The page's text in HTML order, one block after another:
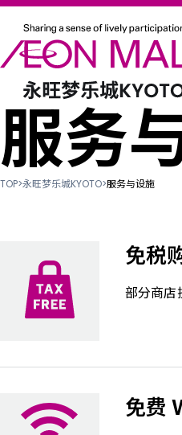
服务
TOP>永旺梦乐城KYOTO>服务与设施
免税
部分商店
免费